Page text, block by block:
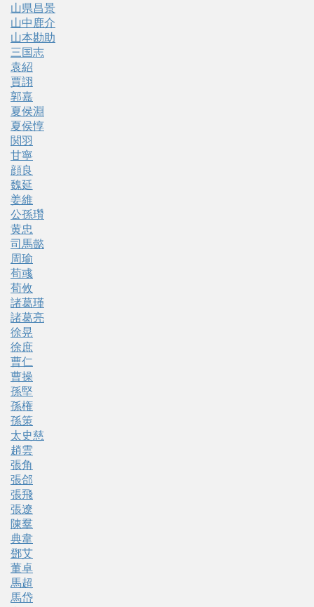
山県昌景
山中鹿介
山本勘助
三国志
袁紹
賈詡
郭嘉
夏侯淵
夏侯惇
関羽
甘寧
顔良
魏延
姜維
公孫瓚
黄忠
司馬懿
周瑜
荀彧
荀攸
諸葛瑾
諸葛亮
徐晃
徐庶
曹仁
曹操
孫堅
孫権
孫策
太史慈
趙雲
張角
張郃
張飛
張遼
陳羣
典韋
鄧艾
董卓
馬超
馬岱